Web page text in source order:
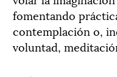
fomentando
contemplación o,
voluntad,